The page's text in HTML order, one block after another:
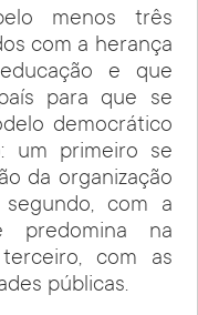
menos três
com a herança
e que
para que se
democrático
um primeiro se
da organização
com a
predomina na
com as
públicas.